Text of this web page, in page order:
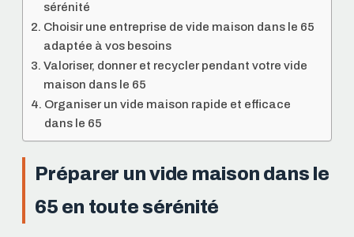
sérénité
Choisir une entreprise de vide maison dans le 65
adaptée à vos besoins
Valoriser, donner et recycler pendant votre vide
maison dans le 65
Organiser un vide maison rapide et efficace
dans le 65
Préparer un vide maison dans le
65 en toute sérénité